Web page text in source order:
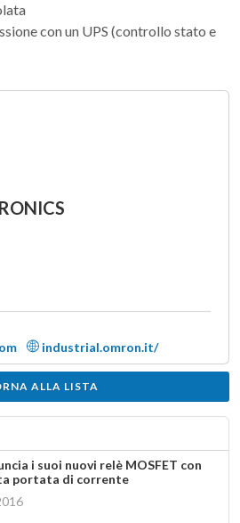
con un UPS (controllo stato e
industrial.omron.it/
ALLA LISTA
i suoi nuovi relè MOSFET con
portata di corrente